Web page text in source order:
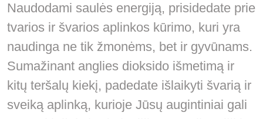
Naudodami saulės energiją, prisidedate prie
tvarios ir švarios aplinkos kūrimo, kuri yra
naudinga ne tik žmonėms, bet ir gyvūnams.
Sumažinant anglies dioksido išmetimą ir
kitų teršalų kiekį, padedate išlaikyti švarią ir
sveiką aplinką, kurioje Jūsų augintiniai gali